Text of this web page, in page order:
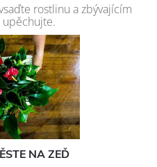
rostlinu a zbývajícím
NA ZEĎ